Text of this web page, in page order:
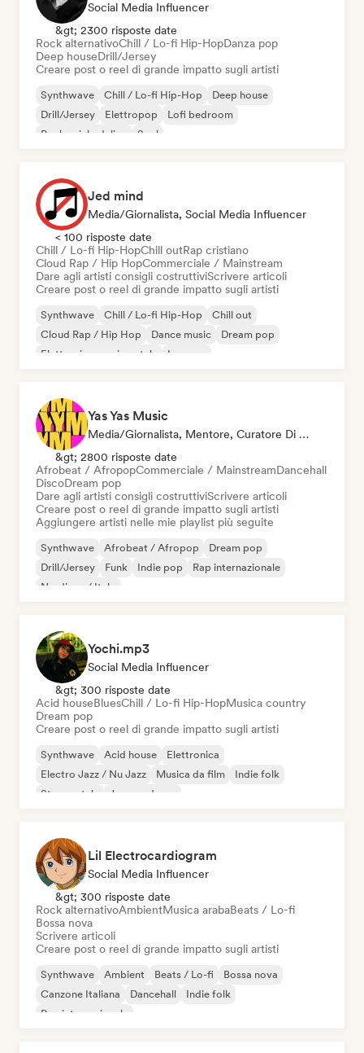
Social Media Influencer
&gt; 2300 risposte date
Rock alternativoChill / Lo-fi Hip-HopDanza pop
Deep houseDrill/Jersey
Creare post o reel di grande impatto sugli artisti
Synthwave Chill / Lo-fi Hip-Hop
Deep house
Drill/Jersey
Elettropop
Lofi bedroom
Rock psichedelico
Soul
Jed mind
Media/Giornalista, Social Media Influencer
< 100 risposte date
Chill / Lo-fi Hip-HopChill outRap cristiano
Cloud Rap / Hip HopCommerciale / Mainstream
Dare agli artisti consigli costruttiviScrivere articoli
Creare post o reel di grande impatto sugli artisti
Synthwave Chill / Lo-fi Hip-Hop
Chill out
Cloud Rap / Hip Hop
Dance music
Dream pop
Elettronica sperimentale
Iperpop
Yas Yas Music
Media/Giornalista, Mentore, Curatore Di Playlist, Social Media Influencer
&gt; 2800 risposte date
Afrobeat / AfropopCommerciale / MainstreamDancehall
DiscoDream pop
Dare agli artisti consigli costruttiviScrivere articoli
Creare post o reel di grande impatto sugli artisti
Aggiungere artisti nelle mie playlist più seguite
Synthwave Afrobeat / Afropop
Dream pop
Drill/Jersey
Funk Indie pop
Rap internazionale
Nu-disco / Italo
Yochi.mp3
Social Media Influencer
&gt; 300 risposte date
Acid houseBluesChill / Lo-fi Hip-HopMusica country
Dream pop
Creare post o reel di grande impatto sugli artisti
Synthwave Acid house
Elettronica
Electro Jazz / Nu Jazz
Musica da film
Indie folk
Strumentale
Jazz moderno
Lil Electrocardiogram
Social Media Influencer
&gt; 300 risposte date
Rock alternativoAmbientMusica arabaBeats / Lo-fi
Bossa nova
Scrivere articoli
Creare post o reel di grande impatto sugli artisti
Synthwave Ambient Beats / Lo-fi
Bossa nova
Canzone Italiana
Dancehall
Indie folk
Rap internazionale